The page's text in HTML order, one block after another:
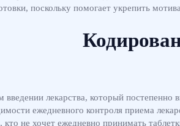
поскольку помогает укрепить
лекарства, который
ежедневного контроля приема
не хочет ежедневно принимать